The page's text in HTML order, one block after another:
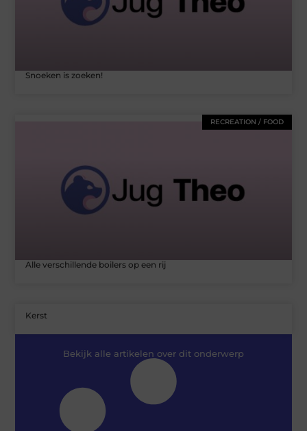
Snoeken is zoeken!
RECREATION / FOOD
Alle verschillende boilers op een rij
Kerst
Bekijk alle artikelen over dit onderwerp